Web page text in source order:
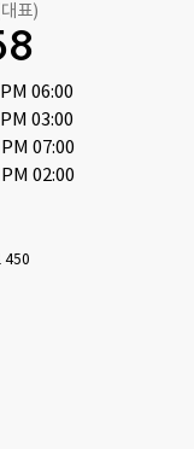
표)
06:00
03:00
07:00
02:00
450